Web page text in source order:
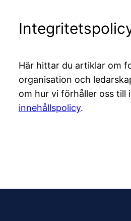
Här hittar du artiklar om
organisation och
om hur vi förhåller oss till
innehållspolicy.